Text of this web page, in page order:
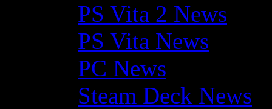
PS Vita 2 News
PS Vita News
PC News
Steam Deck News